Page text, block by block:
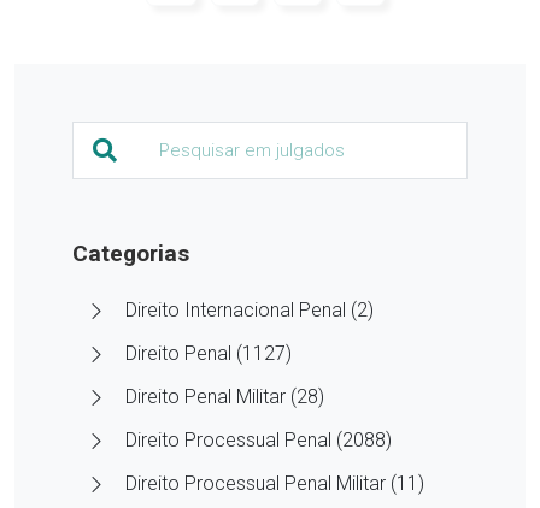
Categorias
Direito Internacional Penal (2)
Direito Penal (1127)
Direito Penal Militar (28)
Direito Processual Penal (2088)
Direito Processual Penal Militar (11)